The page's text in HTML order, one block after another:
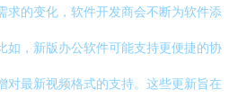
求的变化，软件开发商会不断为软件添
如，新版办公软件可能支持更便捷的协
对最新视频格式的支持。这些更新旨在